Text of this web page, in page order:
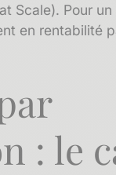
Scale). Pour
en rentabilité
: le